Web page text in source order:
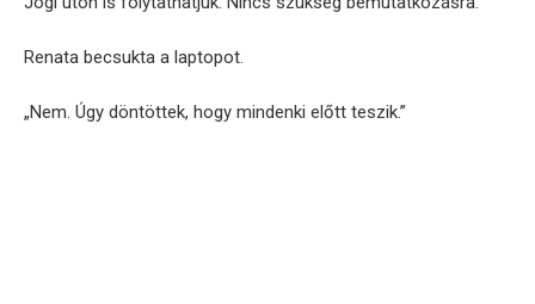
Renata becsukta a laptopot.
„Nem. Úgy döntöttek, hogy mindenki előtt teszik.”